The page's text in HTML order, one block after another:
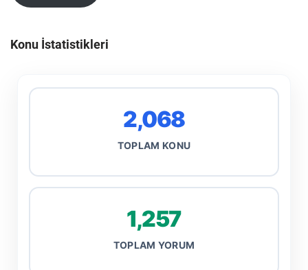
Konu İstatistikleri
2,068
TOPLAM KONU
1,257
TOPLAM YORUM